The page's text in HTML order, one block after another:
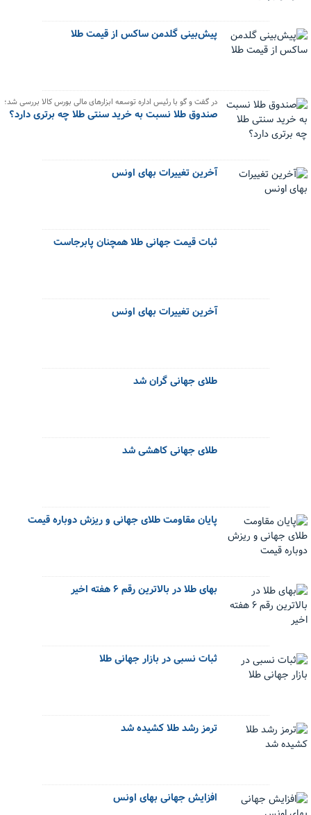
پیش‌بینی گلدمن ساکس از قیمت طلا
در گفت و گو با رئیس اداره توسعه ابزارهای مالی بورس کالا بررسی شد؛
صندوق طلا نسبت به خرید سنتی طلا چه برتری دارد؟
آخرین تغییرات بهای اونس
ثبات قیمت جهانی طلا همچنان پابرجاست
آخرین تغییرات بهای اونس
طلای جهانی گران شد
طلای جهانی کاهشی شد
پایان مقاومت طلای جهانی و ریزش دوباره قیمت
بهای طلا در بالاترین رقم ۶ هفته اخیر
ثبات نسبی در بازار جهانی طلا
ترمز رشد طلا کشیده شد
افزایش جهانی بهای اونس